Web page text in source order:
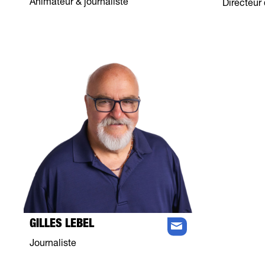
Animateur & journaliste Directeur
GILLES LEBEL
Journaliste